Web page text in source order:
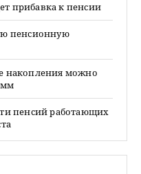
прибавка к пенсии
пенсионную
накопления можно
пенсий работающих